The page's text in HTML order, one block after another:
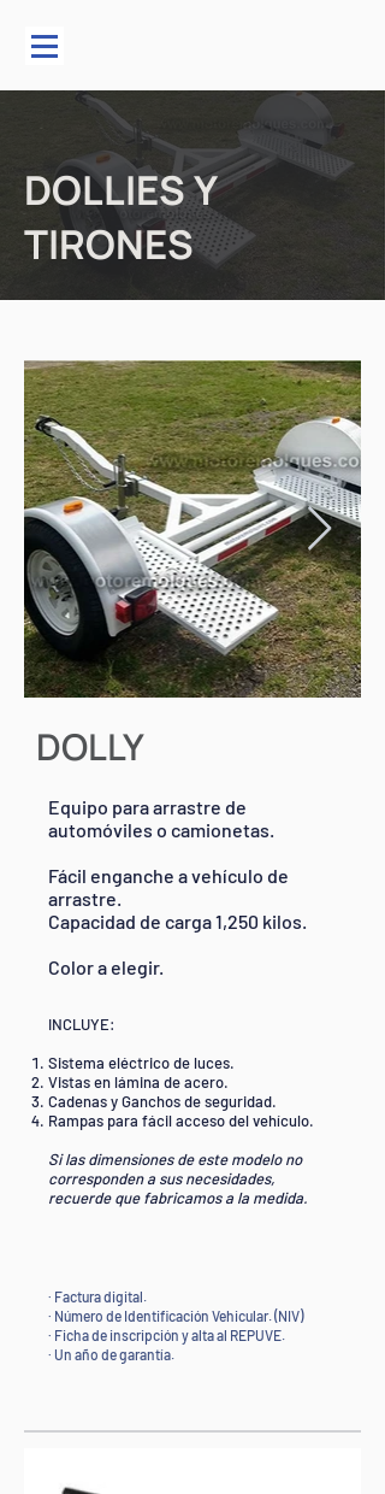
DOLLIES Y
TIRONES
DOLLY
Equipo para arrastre de
automóviles o camionetas.
Fácil enganche a vehículo de
arrastre.
Capacidad de carga 1,250 kilos.
Color a elegir.
INCLUYE:
Sistema eléctrico de luces.
Vistas en lámina de acero.
Cadenas y Ganchos de seguridad.
Rampas para fácil acceso del vehículo.
Si las dimensiones de este modelo no
corresponden a sus necesidades,
recuerde que fabricamos a la medida.
· Factura digital.
· Número de Identificación Vehicular. (NIV)
· Ficha de inscripción y alta al REPUVE.
· Un año de garantía.